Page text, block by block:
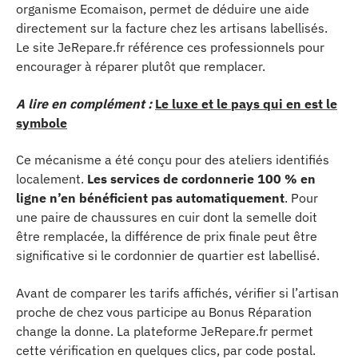
organisme Ecomaison, permet de déduire une aide
directement sur la facture chez les artisans labellisés.
Le site JeRepare.fr référence ces professionnels pour
encourager à réparer plutôt que remplacer.
A lire en complément : Le luxe et le pays qui en est le
symbole
Ce mécanisme a été conçu pour des ateliers identifiés
localement. Les services de cordonnerie 100 % en
ligne n’en bénéficient pas automatiquement. Pour
une paire de chaussures en cuir dont la semelle doit
être remplacée, la différence de prix finale peut être
significative si le cordonnier de quartier est labellisé.
Avant de comparer les tarifs affichés, vérifier si l’artisan
proche de chez vous participe au Bonus Réparation
change la donne. La plateforme JeRepare.fr permet
cette vérification en quelques clics, par code postal.